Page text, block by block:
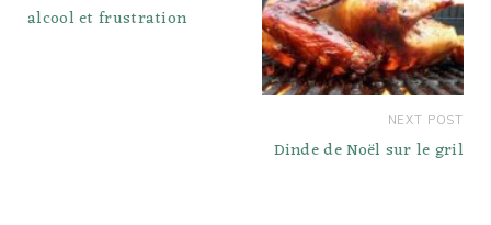
alcool et frustration
NEXT POST
Dinde de Noël sur le gril